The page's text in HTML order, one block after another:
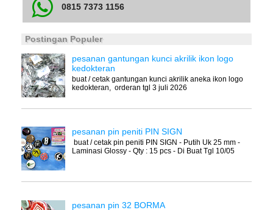
0815 7373 1156
Postingan Populer
pesanan gantungan kunci akrilik ikon logo
kedokteran
buat / cetak gantungan kunci akrilik aneka ikon logo
kedokteran, orderan tgl 3 juli 2026
pesanan pin peniti PIN SIGN
buat / cetak pin peniti PIN SIGN - Putih Uk 25 mm -
Laminasi Glossy - Qty : 15 pcs - Di Buat Tgl 10/05
pesanan pin 32 BORMA